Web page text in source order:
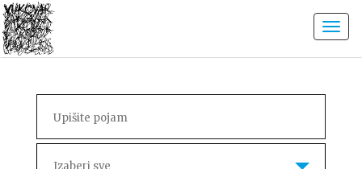
Izaberi sve